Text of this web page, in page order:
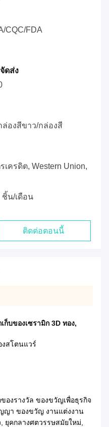
CQC/FDA
ดส่ง
ล่องสีขาว/กล่องสี
เครดิต, Western Union,
ชิ้น/เดือน
ติดต่อตอนนี้
ก็บของเซรามิก 3D ทอง,
งสโตนแวร์
องรางวัล ของขวัญเพื่อธุรกิจ
ญา ของขวัญ งานแต่งงาน
ยุคกลางศตวรรษสมัยใหม่,